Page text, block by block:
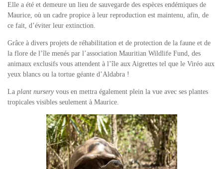
Elle a été et demeure un lieu de sauvegarde des espèces endémiques de
Maurice, où un cadre propice à leur reproduction est maintenu, afin, de
ce fait, d’éviter leur extinction.
Grâce à divers projets de réhabilitation et de protection de la faune et de
la flore de l’île menés par l’association Mauritian Wildlife Fund, des
animaux exclusifs vous attendent à l’île aux Aigrettes tel que le Viréo aux
yeux blancs ou la tortue géante d’Aldabra !
La plant nursery vous en mettra également plein la vue avec ses plantes
tropicales visibles seulement à Maurice.